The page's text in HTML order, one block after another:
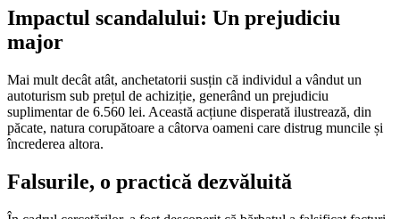
Impactul scandalului: Un prejudiciu
major
Mai mult decât atât, anchetatorii susțin că individul a vândut un
autoturism sub prețul de achiziție, generând un prejudiciu
suplimentar de 6.560 lei. Această acțiune disperată ilustrează, din
păcate, natura corupătoare a câtorva oameni care distrug muncile și
încrederea altora.
Falsurile, o practică dezvăluită